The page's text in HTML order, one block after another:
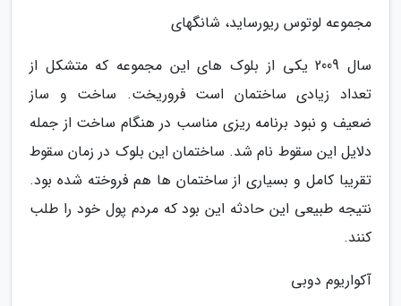
مجموعه لوتوس ریورساید، شانگهای
سال 2009 یکی از بلوک های این مجموعه که متشکل از
تعداد زیادی ساختمان است فروریخت. ساخت و ساز
ضعیف و نبود برنامه ریزی مناسب در هنگام ساخت از جمله
دلایل این سقوط نام شد. ساختمان این بلوک در زمان سقوط
تقریبا کامل و بسیاری از ساختمان ها هم فروخته شده بود.
نتیجه طبیعی این حادثه این بود که مردم پول خود را طلب
کنند.
آکواریوم دوبی